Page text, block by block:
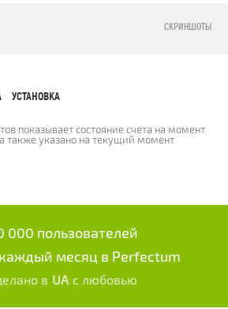
СКРИНШОТЫ
УСТАНОВКА
показывает состояние счета на момент
также указано на текущий момент
000 пользователей
месяц в Perfectum
в UA с любовью